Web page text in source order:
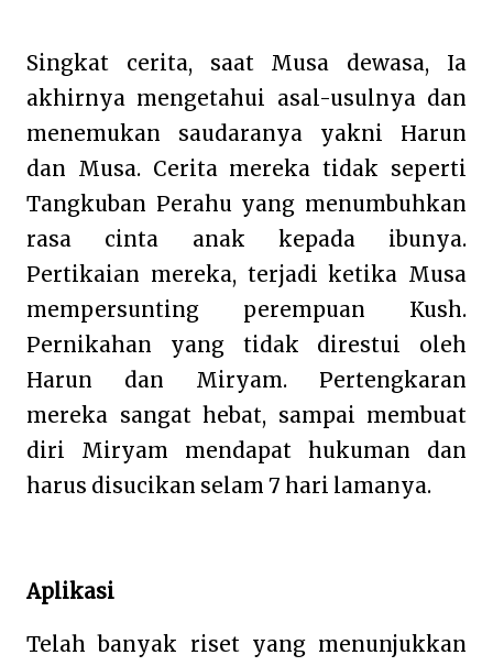
Singkat cerita, saat Musa dewasa, Ia
akhirnya mengetahui asal-usulnya dan
menemukan saudaranya yakni Harun
dan Musa. Cerita mereka tidak seperti
Tangkuban Perahu yang menumbuhkan
rasa cinta anak kepada ibunya.
Pertikaian mereka, terjadi ketika Musa
mempersunting perempuan Kush.
Pernikahan yang tidak direstui oleh
Harun dan Miryam. Pertengkaran
mereka sangat hebat, sampai membuat
diri Miryam mendapat hukuman dan
harus disucikan selam 7 hari lamanya.
Aplikasi
Telah banyak riset yang menunjukkan